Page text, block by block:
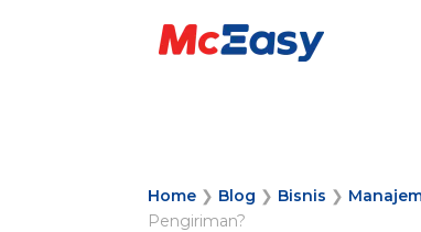
Home ❯ Blog ❯ Bisnis ❯
Pengiriman?